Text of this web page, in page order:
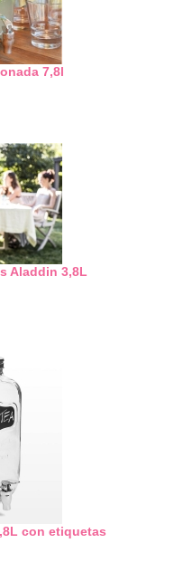
7,8l
Aladdin 3,8L
con etiquetas